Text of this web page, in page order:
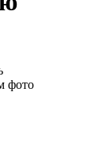
фото